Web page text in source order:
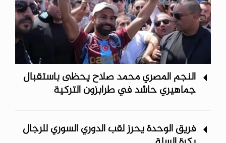
النجم المصري محمد صلاح يحظى باستقبال
جماهيري حاشد في طرابزون التركية
فريق الوحدة يحرز لقب الدوري السوري للرجال